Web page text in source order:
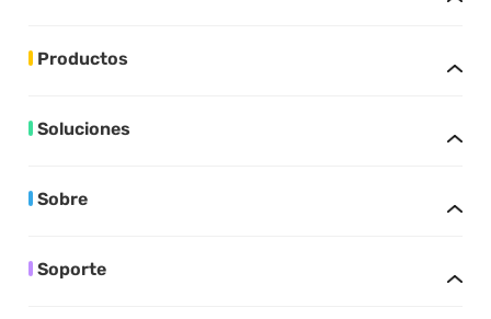
Productos
Soluciones
Sobre
Soporte